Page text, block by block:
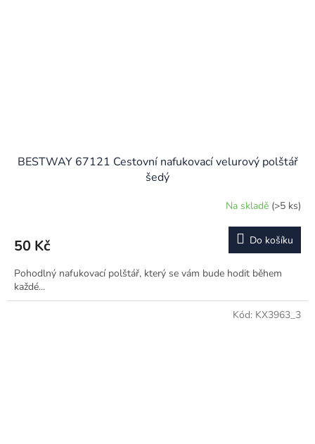
BESTWAY 67121 Cestovní nafukovací velurový polštář
šedý
Na skladě (>5 ks)
50 Kč Do košíku
Pohodlný nafukovací polštář, který se vám bude hodit během
každé...
Kód: KX3963_3